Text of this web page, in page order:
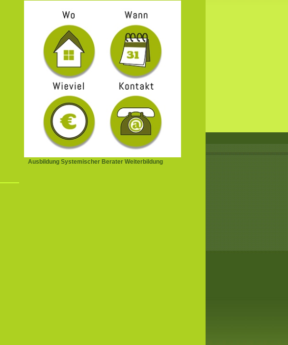
Ausbildung Systemischer Berater Weiterbildung